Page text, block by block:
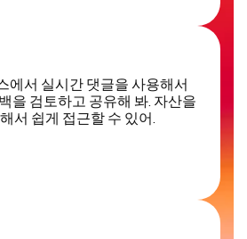
에서 실시간 댓글을 사용해서
을 검토하고 공유해 봐. 자산을
서 쉽게 접근할 수 있어.